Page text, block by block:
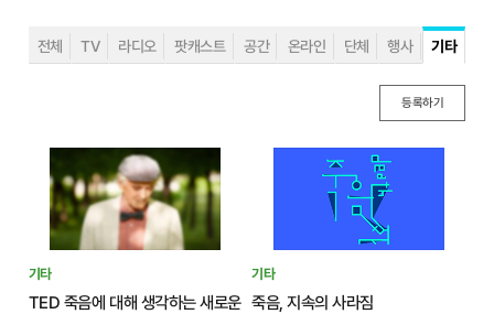
전체 TV 라디오 팟캐스트 공간 온라인 단체 행사 기타
등록하기
기타
TED 죽음에 대해 생각하는 새로운
기타
죽음, 지속의 사라짐